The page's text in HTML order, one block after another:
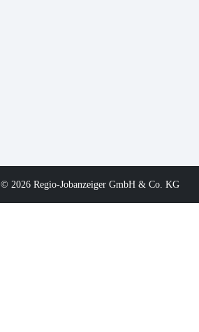
© 2026 Regio-Jobanzeiger GmbH & Co. KG